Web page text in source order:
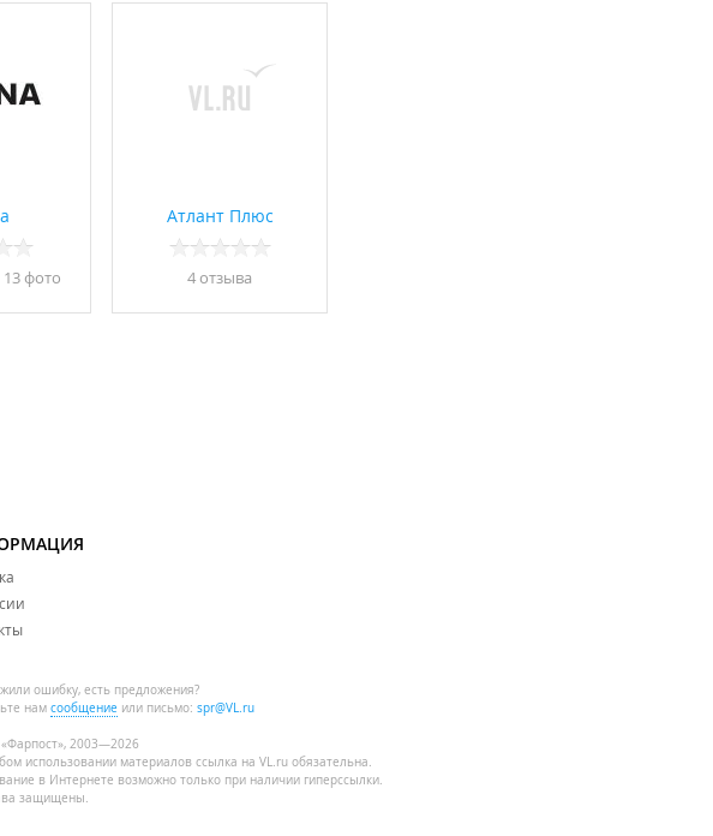
13 фото
Атлант Плюс
4 отзывa
ошибку, есть предложения?
нам сообщение или письмо: spr@VL.ru
2003—2026
использовании материалов ссылка на VL.ru обязательна.
в Интернете возможно только при наличии гиперссылки.
защищены.